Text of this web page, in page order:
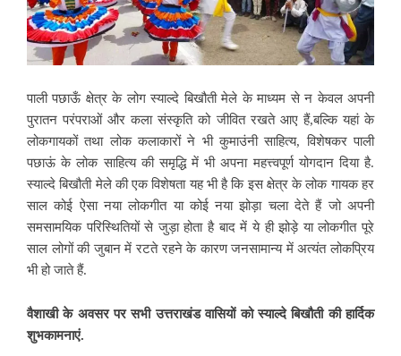
पाली पछाऊँ क्षेत्र के लोग स्याल्दे बिखौती मेले के माध्यम से न केवल अपनी
पुरातन परंपराओं और कला संस्कृति को जीवित रखते आए हैं,बल्कि यहां के
लोकगायकों तथालोक कलाकारों ने भी कुमाउंनी साहित्य, विशेषकर पाली
पछाऊं के लोक साहित्य की समृद्धि में भी अपना महत्त्वपूर्ण योगदान दिया है.
स्याल्दे बिखौती मेले की एक विशेषता यह भी है कि इस क्षेत्र के लोक गायक हर
साल कोई ऐसा नया लोकगीत या कोई नया झोड़ा चला देते हैं जो अपनी
समसामयिक परिस्थितियों से जुड़ा होता है बाद में ये ही झोड़े या लोकगीत पूरे
साल लोगों की जुबान में रटते रहने के कारण जनसामान्य में अत्यंत लोकप्रिय
भी हो जाते हैं.
वैशाखी के अवसर परसभी उत्तराखंड वासियों को स्याल्दे बिखौती की हार्दिक
शुभकामनाएं.